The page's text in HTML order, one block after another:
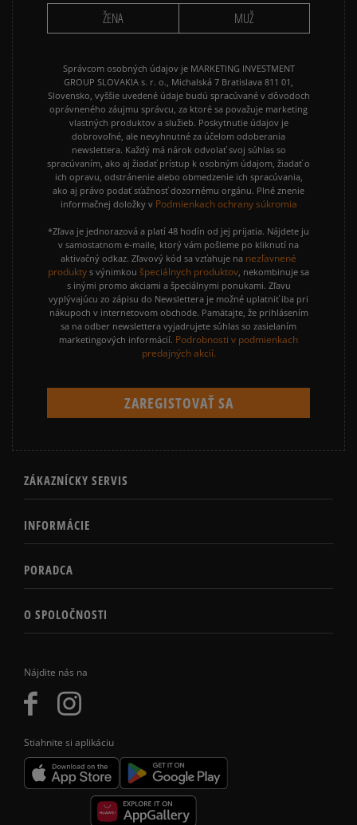
Nájdite nás na
Stiahnite si aplikáciu
ŽENA MUŽ
Správcom osobných údajov je MARKETING INVESTMENT
GROUP SLOVAKIA s. r. o., Michalská 7 Bratislava 811 01,
Slovensko, vyššie uvedené údaje budú spracúvané v dôvodoch
oprávneného záujmu správcu, za ktoré sa považuje marketing
vlastných produktov a služieb. Poskytnutie údajov je
dobrovoľné, ale nevyhnutné za účelom odoberania
newslettera. Každý má nárok odvolať svoj súhlas so
spracúvaním, ako aj žiadať prístup k osobným údajom, žiadať o
ich opravu, odstránenie alebo obmedzenie ich spracúvania,
ako aj právo podať sťažnosť dozornému orgánu. Plné znenie
informačnej doložky v Podmienkach ochrany súkromia
*Zľava je jednorazová a platí 48 hodín od jej prijatia. Nájdete ju
v samostatnom e-maile, ktorý vám pošleme po kliknutí na
aktivačný odkaz. Zľavový kód sa vzťahuje na nezľavnené
produkty s výnimkou špeciálnych produktov, nekombinuje sa
s inými promo akciami a špeciálnymi ponukami. Zľavu
vyplývajúcu zo zápisu do Newslettera je možné uplatniť iba pri
nákupoch v internetovom obchode. Pamätajte, že prihlásením
sa na odber newslettera vyjadrujete súhlas so zasielaním
marketingových informácií. Podrobnosti v podmienkach
predajných akcií.
ZÁKAZNÍCKY SERVIS
INFORMÁCIE
PORADCA
O SPOLOČNOSTI